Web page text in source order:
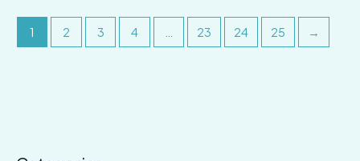
1 2 3 4 23 24 25 →